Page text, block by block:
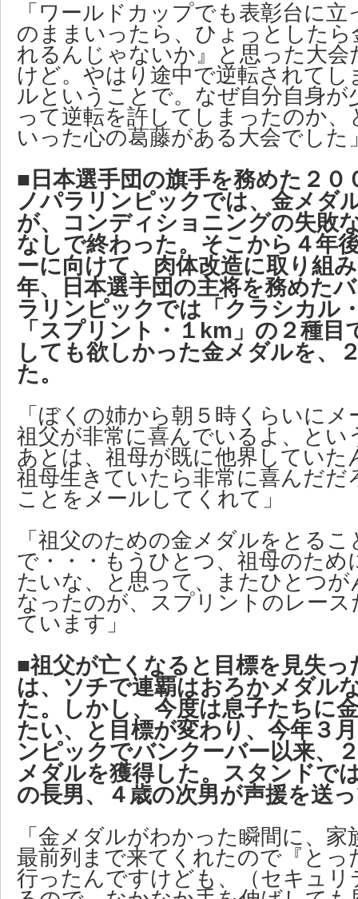
「ワールドカップでも表彰台に
のままいったら、ひょっとした
れるんじゃないか』と思った大会
けど。やはり途中で逆転されてし
ルということで。なぜ自分自身が
って逆転を許してしまったのか、
いった心の葛藤がある大会でした
■日本選手団の旗手を務めた２０
ノパラリンピックでは、金メダ
が、コンディショニングの失敗
なしで終わった。そこから４年
ーに向けて、肉体改造に取り組
年、日本選手団の主将を務めた
ラリンピックでは「クラシカル
「スプリント・１km」の２種目
しても欲しかった金メダルを、
た。
「ぼくの姉から朝５時くらいに
祖父が非常に喜んでいるよ、とい
あとは、祖母が既に他界していた
祖母生きていたら非常に喜んだだ
ことをメールしてくれて」
「祖父のための金メダルをとる
で・・・もうひとつ、祖母のため
たいな、と思って、またひとつが
なったのが、スプリントのレー
ています」
■祖父が亡くなると目標を見失っ
は、ソチで連覇はおろかメダル
た。しかし、今度は息子たちに
たい、と目標が変わり、今年３
ンピックでバンクーバー以来、
メダルを獲得した。スタンドで
の長男、４歳の次男が声援を送
「金メダルがわかった瞬間に、
最前列まで来てくれたので『とっ
行ったんですけども、（セキュリ